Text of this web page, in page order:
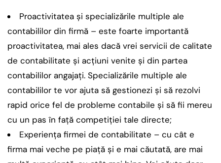
Proactivitatea şi specializările multiple ale
contabililor din firmă – este foarte importantă
proactivitatea, mai ales dacă vrei servicii de calitate
de contabilitate şi acţiuni venite şi din partea
contabililor angajaţi. Specializările multiple ale
contabililor te vor ajuta să gestionezi şi să rezolvi
rapid orice fel de probleme contabile şi să fii mereu
cu un pas în faţă competiţiei tale directe;
Experienţa firmei de contabilitate – cu cât e
firma mai veche pe piaţă şi e mai căutată, are mai